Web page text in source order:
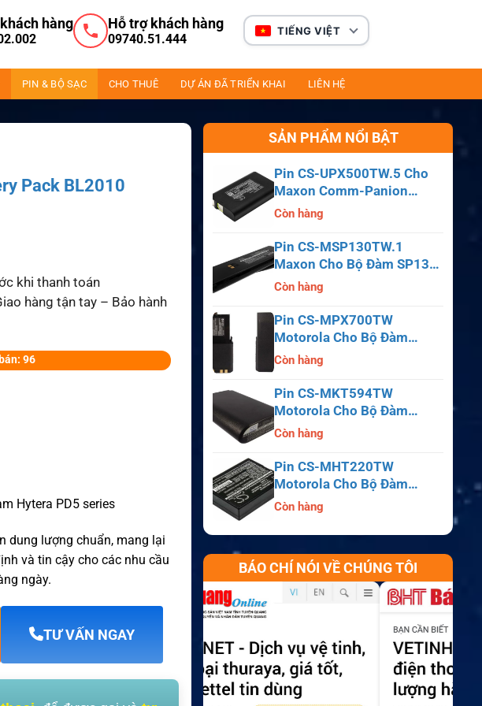
hàng Hỗ trợ khách hàng
09740.51.444
TIẾNG VIỆT
PIN & BỘ SẠC CHO THUÊ DỰ ÁN ĐÃ TRIỂN KHAI LIÊN HỆ
Pack BL2010
khi thanh toán
hàng tận tay – Bảo hành
96
Hytera PD5 series
dung lượng chuẩn, mang lại
và tin cậy cho các nhu cầu
ngày.
TƯ VẤN NGAY
SẢN PHẨM NỔI BẬT
Pin CS-UPX500TW.5 Cho
Maxon Comm-Panion
CP0150, CP0511, CP0515
Còn hàng
Pin CS-MSP130TW.1
Maxon Cho Bộ Đàm SP130,
SP140, SP150, SL55
Còn hàng
Pin CS-MPX700TW
Motorola Cho Bộ Đàm
APX6000, APX7000,
APX8000, SRX2200
Còn hàng
Pin CS-MKT594TW
Motorola Cho Bộ Đàm
Astro Saber, MX1000,
Còn hàng
Pin CS-MHT220TW
Motorola Cho Bộ Đàm
MT700, HT210, HT220,
Còn hàng
BÁO CHÍ NÓI VỀ CHÚNG TÔI